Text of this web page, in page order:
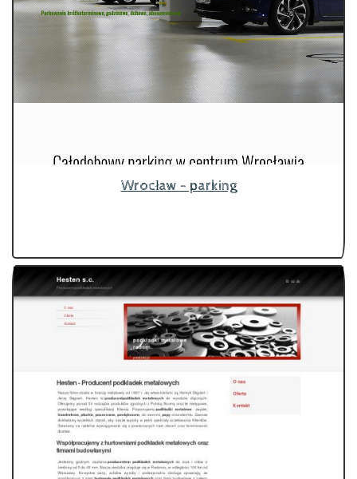
Wrocław - parking